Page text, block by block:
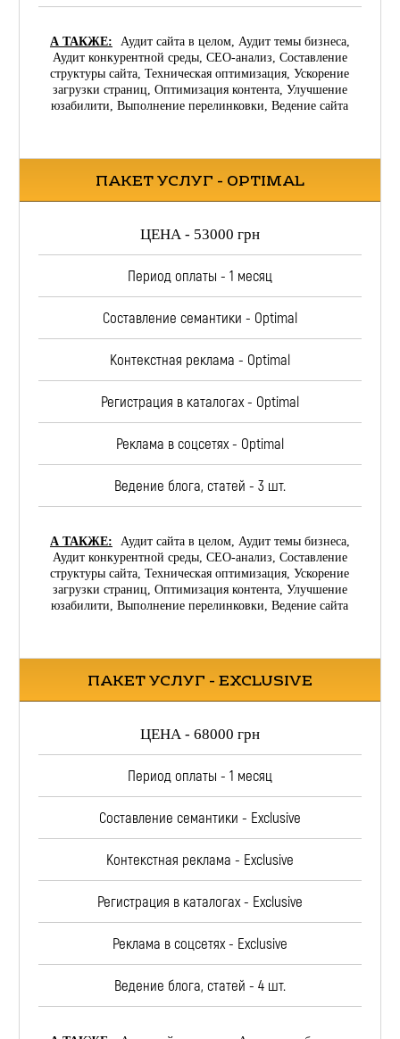
А ТАКЖЕ:
Аудит сайта в целом, Аудит темы бизнеса,
Аудит конкурентной среды, СЕО-анализ, Составление
структуры сайта, Техническая оптимизация, Ускорение
загрузки страниц, Оптимизация контента, Улучшение
юзабилити, Выполнение перелинковки, Ведение сайта
ПАКЕТ УСЛУГ - OPTIMAL
ЦЕНА - 53000 грн
Период оплаты - 1 месяц
Составление семантики - Optimal
Контекстная реклама - Optimal
Регистрация в каталогах - Optimal
Реклама в соцсетях - Optimal
Ведение блога, статей - 3 шт.
А ТАКЖЕ:
Аудит сайта в целом, Аудит темы бизнеса,
Аудит конкурентной среды, СЕО-анализ, Составление
структуры сайта, Техническая оптимизация, Ускорение
загрузки страниц, Оптимизация контента, Улучшение
юзабилити, Выполнение перелинковки, Ведение сайта
ПАКЕТ УСЛУГ - EXCLUSIVE
ЦЕНА - 68000 грн
Период оплаты - 1 месяц
Составление семантики - Exclusive
Контекстная реклама - Exclusive
Регистрация в каталогах - Exclusive
Реклама в соцсетях - Exclusive
Ведение блога, статей - 4 шт.